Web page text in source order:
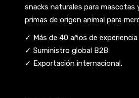
snacks naturales para mascotas
primas de origen animal para
✓ Más de 40 años de experiencia
✓ Suministro global B2B
✓ Exportación internacional.